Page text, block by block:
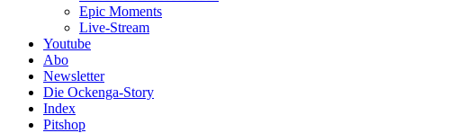
Epic Moments
Live-Stream
Youtube
Abo
Newsletter
Die Ockenga-Story
Index
Pitshop